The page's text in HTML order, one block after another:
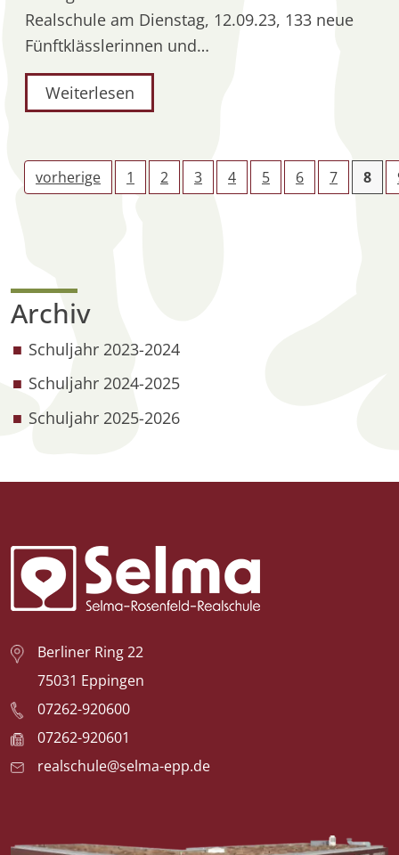
Realschule am Dienstag, 12.09.23, 133 neue
Fünftklässlerinnen und…
Weiterlesen
vorherige 1 2 3 4 5 6 7 8
Archiv
Schuljahr 2023-2024
Schuljahr 2024-2025
Schuljahr 2025-2026
Berliner Ring 22
75031 Eppingen
07262-920600
07262-920601
realschule@selma-epp.de